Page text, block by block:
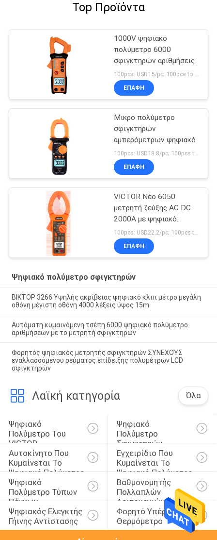
Top Προϊόντα
1000V ψηφιακό
πολύμετρο 6000
σφιγκτηρών αριθμήσεις
100pcs: USD15/pc; 100pcs to 500pcs: USD14.3/pc; 500pcs to 1000pcs: USD13.6/pc; Above 3000pcs: USD13.2/pc MOQ:300
ΕΠΑΦΉ
Μικρό πολύμετρο
σφιγκτηρών
αμπερόμετρων ψηφιακό
ΕΠΑΦΉ
VICTOR Νέο 6050
μετρητή ζεύξης AC DC
2000A με ψηφιακό
πολυμετρικό ζεύξης
θερμοκρασίας
ΕΠΑΦΉ
Ψηφιακό πολύμετρο σφιγκτηρών
ΒΙΚΤΟΡ 3266 Υψηλής ακρίβειας ψηφιακό κλιπ μέτρο μεγάλη
οθόνη μέγιστη οθόνη 4000 λέξεις ύψος 15m
Αυτόματη κυμαινόμενη τσέπη 6000 ψηφιακό πολύμετρο
αριθμήσεων με το μετρητή σφιγκτηρών
Φορητός ψηφιακός μετρητής σφιγκτηρών ΣΥΝΕΧΟΎΣ
εναλλασσόμενου ρεύματος επίδειξης πολυμέτρων LCD
σφιγκτηρών
Λαϊκή κατηγορία Όλα
Ψηφιακό
Πολύμετρο Του
VICTOR
Ψηφιακό
Πολύμετρο
Σφιγκτηρών
Αυτοκίνητο Που
Κυμαίνεται Το
Ψηφιακό Πολύμετρο
Εγχειρίδιο Που
Κυμαίνεται Το
Ψηφιακό Πολύμετρο
Ψηφιακό
Πολύμετρο Τύπων
Πάγκων
Βαθμονομητής
Πολλαπλών
Λειτουργιών
Ψηφιακός Ελεγκτής
Γήινης Αντίστασης
Φορητό Υπέρυθρο
Θερμόμετρο